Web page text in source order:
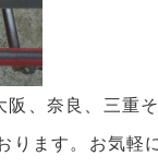
、奈良、三重
ます。お気軽